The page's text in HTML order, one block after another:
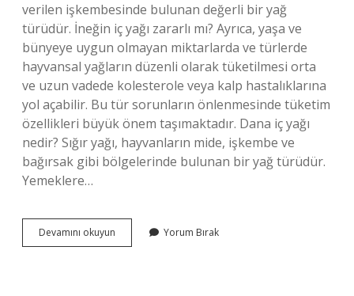
verilen işkembesinde bulunan değerli bir yağ
türüdür. İneğin iç yağı zararlı mı? Ayrıca, yaşa ve
bünyeye uygun olmayan miktarlarda ve türlerde
hayvansal yağların düzenli olarak tüketilmesi orta
ve uzun vadede kolesterole veya kalp hastalıklarına
yol açabilir. Bu tür sorunların önlenmesinde tüketim
özellikleri büyük önem taşımaktadır. Dana iç yağı
nedir? Sığır yağı, hayvanların mide, işkembe ve
bağırsak gibi bölgelerinde bulunan bir yağ türüdür.
Yemeklere…
Devamını okuyun
Yağ
Yorum Bırak